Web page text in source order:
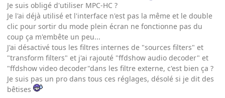
Je suis obligé d'utiliser MPC-HC ?
Je l'ai déjà utilisé et l'interface n'est pas la même et le double
clic pour sortir du mode plein écran ne fonctionne pas du
coup ça m'embête un peu...
J'ai désactivé tous les filtres internes de "sources filters" et
"transform filters" et j'ai rajouté "ffdshow audio decoder" et
"ffdshow video decoder"dans les filtre externe, c'est bien ça ?
Je suis pas un pro dans tous ces réglages, désolé si je dit des
bêtises